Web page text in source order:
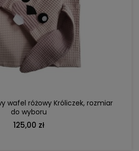
wafel różowy Króliczek, rozmiar
do wyboru
125,00 zł
DO KOSZYKA